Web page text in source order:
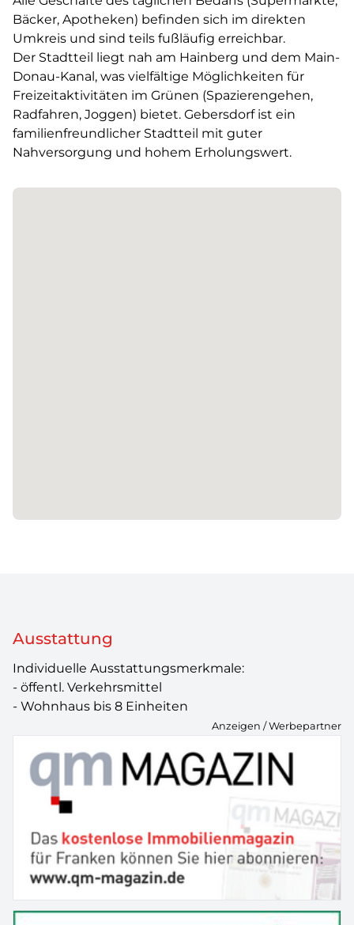
Bäcker, Apotheken) befinden sich im direkten
Umkreis und sind teils fußläufig erreichbar.
Der Stadtteil liegt nah am Hainberg und dem Main-
Donau-Kanal, was vielfältige Möglichkeiten für
Freizeitaktivitäten im Grünen (Spazierengehen,
Radfahren, Joggen) bietet. Gebersdorf ist ein
familienfreundlicher Stadtteil mit guter
Nahversorgung und hohem Erholungswert.
Ausstattung
Individuelle Ausstattungsmerkmale:
- öffentl. Verkehrsmittel
- Wohnhaus bis 8 Einheiten
Anzeigen / Werbepartner